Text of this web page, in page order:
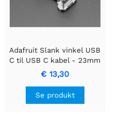
Adafruit Slank vinkel USB
C til USB C kabel - 23mm
€ 13,30
Se produkt